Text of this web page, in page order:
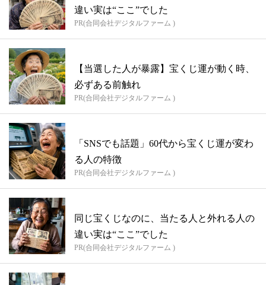
違い実は“ここ”でした
PR(合同会社デジタルファーム )
【当選した人が暴露】宝くじ運が動く時、
必ずある前触れ
PR(合同会社デジタルファーム )
「SNSでも話題」60代から宝くじ運が変わ
る人の特徴
PR(合同会社デジタルファーム )
同じ宝くじなのに、当たる人と外れる人の
違い実は“ここ”でした
PR(合同会社デジタルファーム )